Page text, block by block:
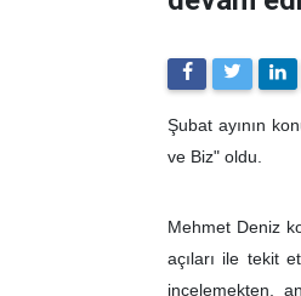
Şubat ayının
ve Biz" oldu.
Mehmet Deniz
açıları ile tekit
incelemekten,